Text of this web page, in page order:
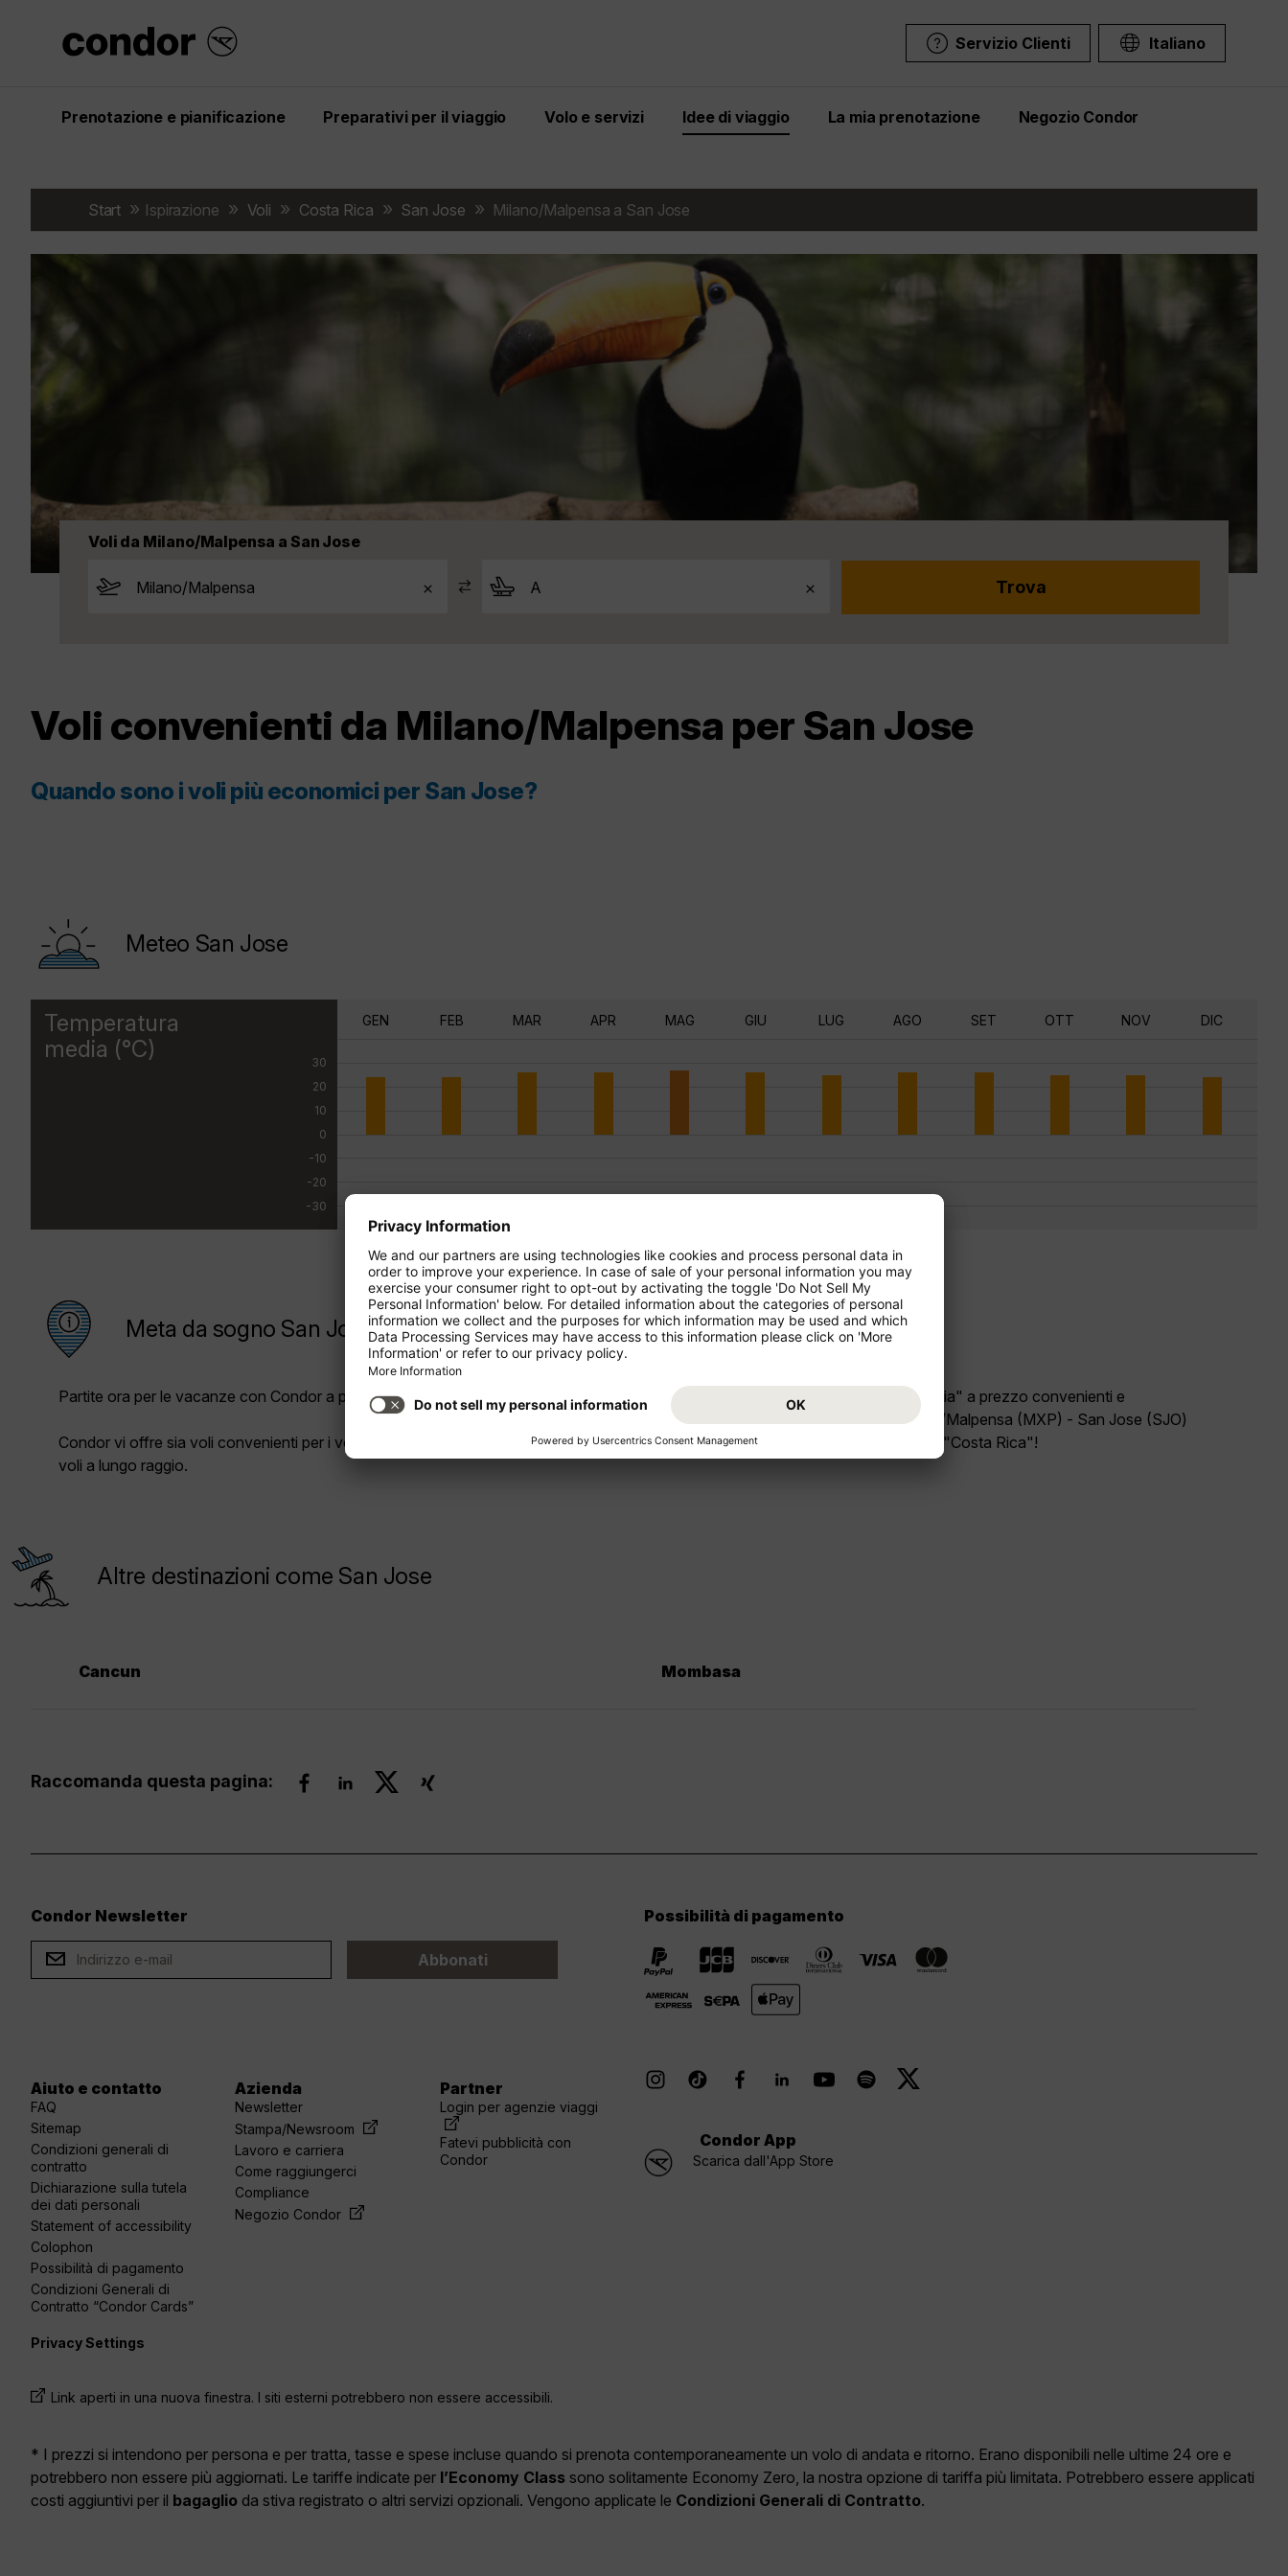
Servizio Clienti Italiano
Prenotazione e pianificazione Preparativi per il viaggio Volo e servizi Idee di viaggio La mia prenotazione Negozio Condor
Start Ispirazione Voli Costa Rica San Jose Milano/Malpensa a San Jose
Voli da Milano/Malpensa a San Jose
Voli convenienti da Milano/Malpensa per San Jose
Quando sono i voli più economici per San Jose?
Meteo San Jose
Temperatura
media (°C)
30
20
10
0
-10
-20
-30
GEN FEB MAR APR MAG GIU LUG AGO SET OTT NOV DIC
Meta da sogno San Jose
Partite ora per le vacanze con Condor a prezzi vantaggiosi!
Condor vi offre sia voli convenienti per i voli a corto e medio raggio che offerte di
voli a lungo raggio.
Partite per le vacanze dal vostro paese "Italia" a prezzo convenienti e
comodamente. Prenotate ora il volo Milano/Malpensa (MXP) - San Jose (SJO)
e godetevi la vostra destinazione di viaggio "Costa Rica"!
Altre destinazioni come San Jose
Cancun Mombasa
Raccomanda questa pagina:
Condor Newsletter
Abbonati
Possibilità di pagamento
Aiuto e contatto
FAQ
Sitemap
Condizioni generali di
contratto
Dichiarazione sulla tutela
dei dati personali
Statement of accessibility
Colophon
Possibilità di pagamento
Condizioni Generali di
Contratto “Condor Cards”
Azienda
Newsletter
Stampa/Newsroom
Lavoro e carriera
Come raggiungerci
Compliance
Negozio Condor
Partner
Login per agenzie viaggi
Fatevi pubblicità con
Condor
Condor App
Scarica dall'App Store
Privacy Settings
Link aperti in una nuova finestra. I siti esterni potrebbero non essere accessibili.
* I prezzi si intendono per persona e per tratta, tasse e spese incluse quando si prenota contemporaneamente un volo di andata e ritorno. Erano disponibili nelle ultime 24 ore e
potrebbero non essere più aggiornati. Le tariffe indicate per l’Economy Class sono solitamente Economy Zero, la nostra opzione di tariffa più limitata. Potrebbero essere applicati
costi aggiuntivi per il bagaglio da stiva registrato o altri servizi opzionali. Vengono applicate le Condizioni Generali di Contratto.